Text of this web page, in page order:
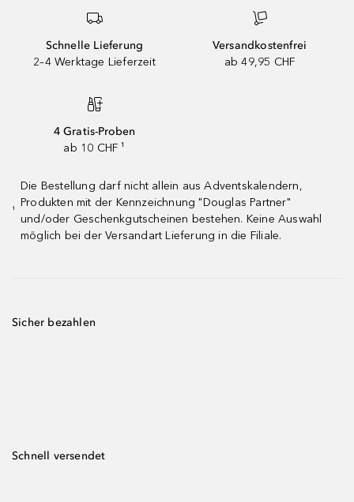
Schnelle Lieferung
2–4 Werktage Lieferzeit
Versandkostenfrei
ab 49,95 CHF
4 Gratis-Proben
ab 10 CHF ¹
¹
Die Bestellung darf nicht allein aus Adventskalendern,
Produkten mit der Kennzeichnung "Douglas Partner"
und/oder Geschenkgutscheinen bestehen. Keine Auswahl
möglich bei der Versandart Lieferung in die Filiale.
Sicher bezahlen
Schnell versendet